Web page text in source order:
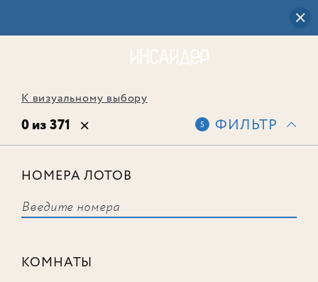
К визуальному выбору
0 из 371 5 ФИЛЬТР
НОМЕРА ЛОТОВ
КОМНАТЫ
соответствует ни одного лота